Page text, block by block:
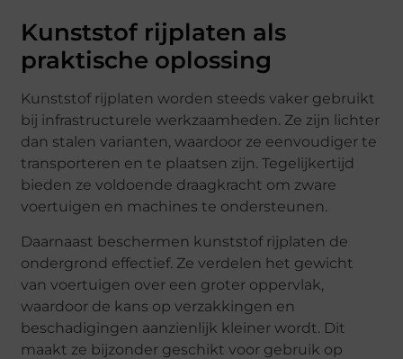
Kunststof rijplaten als
praktische oplossing
Kunststof rijplaten worden steeds vaker gebruikt
bij infrastructurele werkzaamheden. Ze zijn lichter
dan stalen varianten, waardoor ze eenvoudiger te
transporteren en te plaatsen zijn. Tegelijkertijd
bieden ze voldoende draagkracht om zware
voertuigen en machines te ondersteunen.
Daarnaast beschermen kunststof rijplaten de
ondergrond effectief. Ze verdelen het gewicht
van voertuigen over een groter oppervlak,
waardoor de kans op verzakkingen en
beschadigingen aanzienlijk kleiner wordt. Dit
maakt ze bijzonder geschikt voor gebruik op